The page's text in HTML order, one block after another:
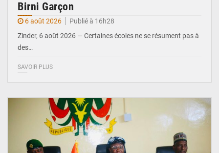
Birni Garçon
6 août 2026
Publié à 16h28
Zinder, 6 août 2026 — Certaines écoles ne se résument pas à
des…
SAVOIR PLUS